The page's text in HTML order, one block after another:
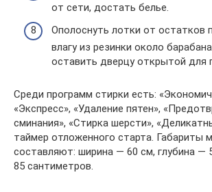
от сети, достать белье.
Ополоснуть лотки от остатков
влагу из резинки около
оставить дверцу открытой для
Среди программ стирки есть:
«Экспресс», «Удаление пятен»,
сминания», «Стирка шерсти»,
таймер отложенного старта. Габариты
составляют: ширина — 60 см, глубина —
85 сантиметров.